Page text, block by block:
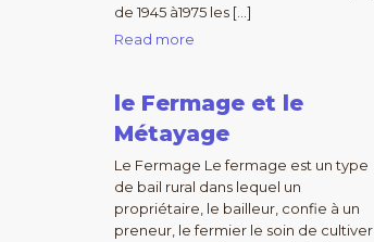
de 1945 à1975 les […]
Read more
le Fermage et le
Métayage
Le Fermage Le fermage est un type
de bail rural dans lequel un
propriétaire, le bailleur, confie à un
preneur, le fermier le soin de cultiver